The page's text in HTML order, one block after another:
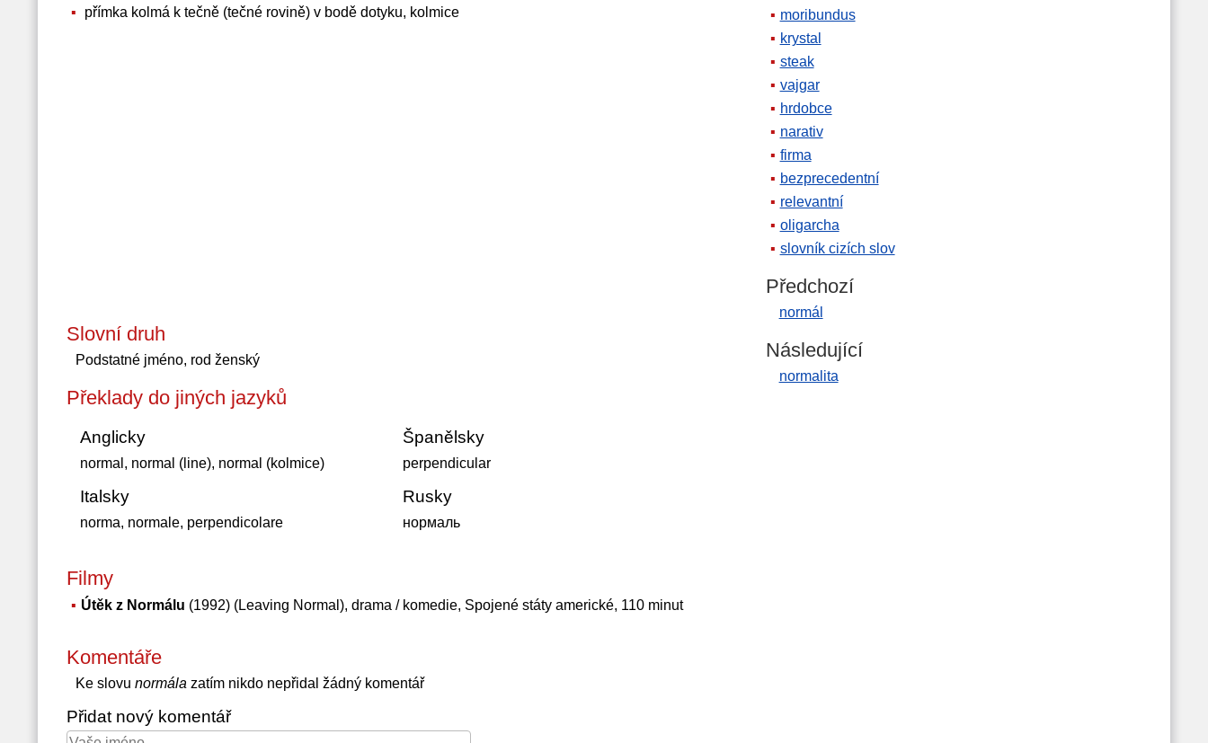
přímka kolmá k tečně (tečné rovině) v bodě dotyku, kolmice
Slovní druh
Podstatné jméno, rod ženský
Překlady do jiných jazyků
Anglicky
normal, normal (line), normal (kolmice)
Italsky
norma, normale, perpendicolare
Španělsky
perpendicular
Rusky
нормаль
Filmy
Útěk z Normálu (1992) (Leaving Normal), drama / komedie, Spojené státy americké, 110 minut
Komentáře
Ke slovu normála zatím nikdo nepřidal žádný komentář
Přidat nový komentář
moribundus
krystal
steak
vajgar
hrdobce
narativ
firma
bezprecedentní
relevantní
oligarcha
slovník cizích slov
Předchozí
normál
Následující
normalita